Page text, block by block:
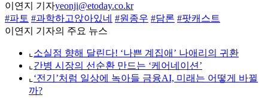
이연지 기자yeonji@etoday.co.kr
#파토 #과학하고앉아있네 #원종우 #담론 #팟캐스트
이연지 기자의 주요 뉴스
⌞ 소실점 향해 달린다! ‘나쁜 계집애’ 나애리의 귀환
⌞ 간병 시장의 선순환 만드는 ‘케어네이션’
⌞ ‘전기’처럼 일상에 녹아들 금융AI, 미래는 어떻게 바뀔
까?